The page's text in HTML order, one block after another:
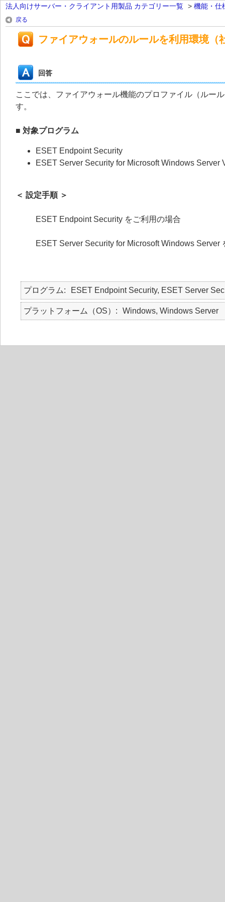
法人向けサーバー・クライアント用製品 カテゴリー一覧 > 機能・仕
戻る
ファイアウォールのルールを利用環境
回答
ここでは、ファイアウォール機能のプロファイル（ルー
す。
■ 対象プログラム
ESET Endpoint Security
ESET Server Security for Microsoft Windows Server
＜ 設定手順 ＞
ESET Endpoint Security をご利用の場合
ESET Server Security for Microsoft Windows Server
プログラム ESET Endpoint Security, ESET Server
プラットフォーム（OS） Windows, Windows Server